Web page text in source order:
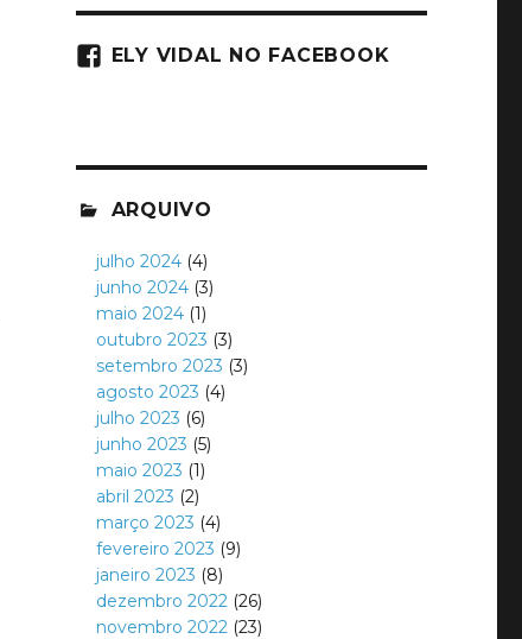
ELY VIDAL NO FACEBOOK
ARQUIVO
julho 2024 (4)
junho 2024 (3)
maio 2024 (1)
outubro 2023 (3)
setembro 2023 (3)
agosto 2023 (4)
julho 2023 (6)
junho 2023 (5)
maio 2023 (1)
abril 2023 (2)
março 2023 (4)
fevereiro 2023 (9)
janeiro 2023 (8)
dezembro 2022 (26)
novembro 2022 (23)